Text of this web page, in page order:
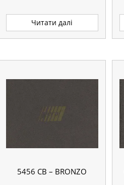
Читати далі
5456 CB – BRONZO